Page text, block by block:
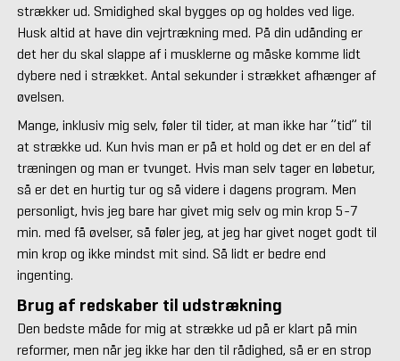
strækker ud. Smidighed skal bygges op og holdes ved lige.
Husk altid at have din vejrtrækning med. På din udånding er
det her du skal slappe af i musklerne og måske komme lidt
dybere ned i strækket. Antal sekunder i strækket afhænger af
øvelsen.
Mange, inklusiv mig selv, føler til tider, at man ikke har ”tid” til
at strække ud. Kun hvis man er på et hold og det er en del af
træningen og man er tvunget. Hvis man selv tager en løbetur,
så er det en hurtig tur og så videre i dagens program. Men
personligt, hvis jeg bare har givet mig selv og min krop 5-7
min. med få øvelser, så føler jeg, at jeg har givet noget godt til
min krop og ikke mindst mit sind. Så lidt er bedre end
ingenting.
Brug af redskaber til udstrækning
Den bedste måde for mig at strække ud på er klart på min
reformer, men når jeg ikke har den til rådighed, så er en strop